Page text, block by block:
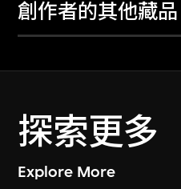
創作者的其他藏品
探索更多
Explore More